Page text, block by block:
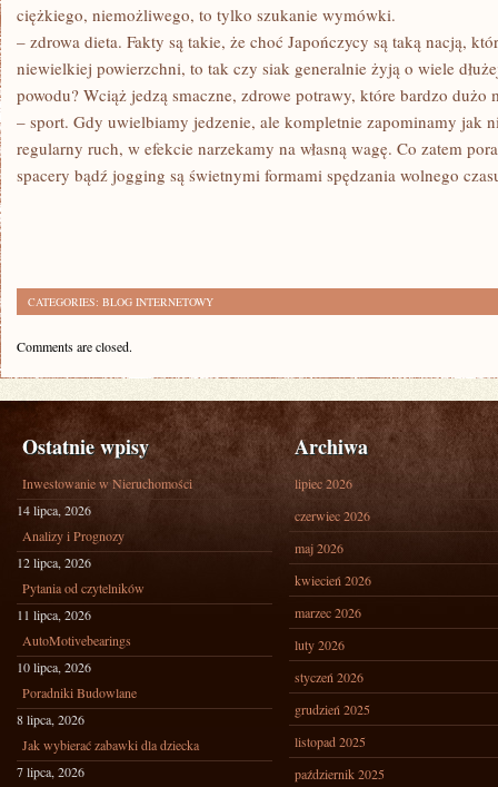
ciężkiego, niemożliwego, to tylko szukanie wymówki.
– zdrowa dieta. Fakty są takie, że choć Japończycy są taką nacją,
niewielkiej powierzchni, to tak czy siak generalnie żyją o wiele
powodu? Wciąż jedzą smaczne, zdrowe potrawy, które bardzo dużo
– sport. Gdy uwielbiamy jedzenie, ale kompletnie zapominamy jak
regularny ruch, w efekcie narzekamy na własną wagę. Co zatem
spacery bądź jogging są świetnymi formami spędzania wolnego
CATEGORIES: BLOG INTERNETOWY
Comments are closed.
Ostatnie wpisy
Inwestowanie w Nieruchomości
14 lipca, 2026
Analizy i Prognozy
12 lipca, 2026
Pytania od czytelników
11 lipca, 2026
AutoMotivebearings
10 lipca, 2026
Poradniki Budowlane
8 lipca, 2026
Jak wybierać zabawki dla dziecka
7 lipca, 2026
Archiwa
lipiec 2026
czerwiec 2026
maj 2026
kwiecień 2026
marzec 2026
luty 2026
styczeń 2026
grudzień 2025
listopad 2025
październik 2025